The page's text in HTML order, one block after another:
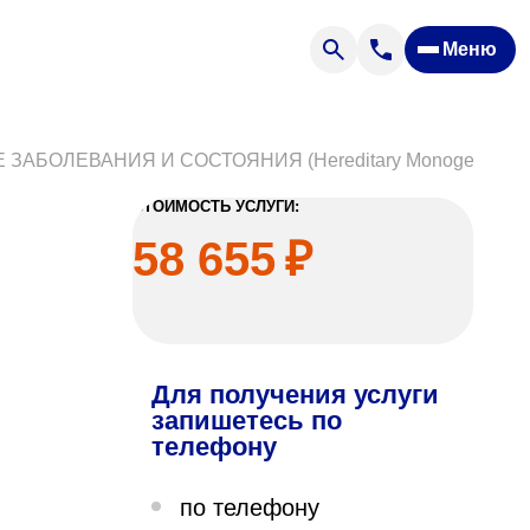
Меню
«Парус»
И СОСТОЯНИЯ (Hereditary Monogenic
СТОИМОСТЬ УСЛУГИ:
58 655₽
Для получения услуги
запишетесь по
телефону
по телефону